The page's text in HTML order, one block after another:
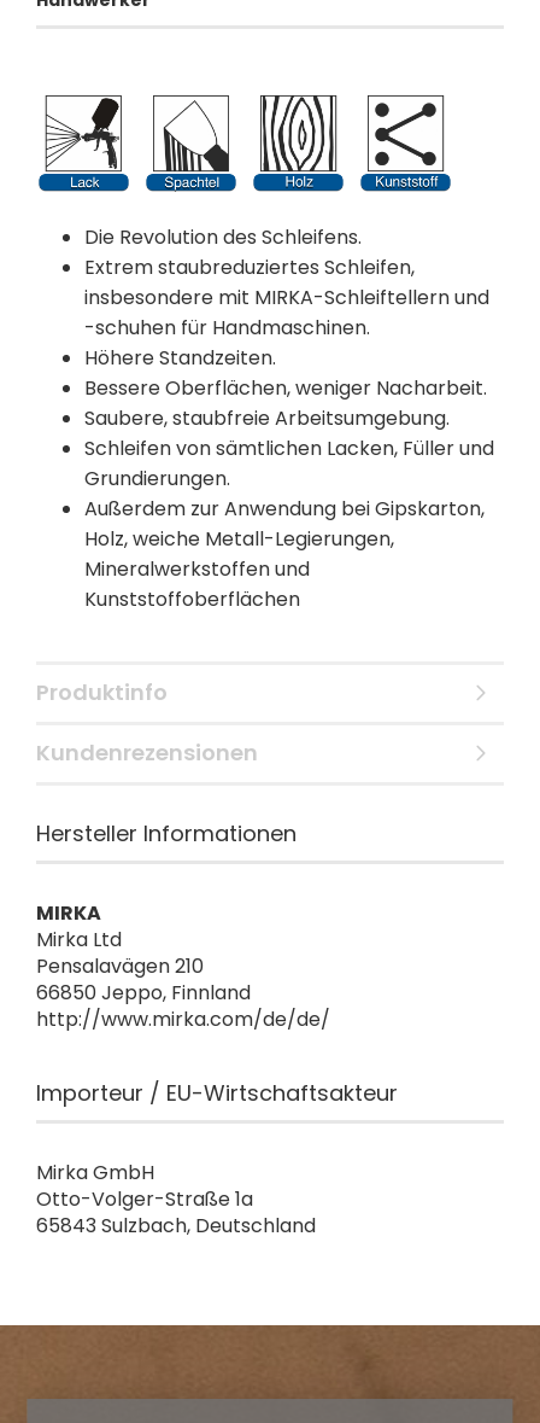
Die Revolution des Schleifens.
Extrem staubreduziertes Schleifen,
insbesondere mit MIRKA-Schleiftellern und
-schuhen für Handmaschinen.
Höhere Standzeiten.
Bessere Oberflächen, weniger Nacharbeit.
Saubere, staubfreie Arbeitsumgebung.
Schleifen von sämtlichen Lacken, Füller und
Grundierungen.
Außerdem zur Anwendung bei Gipskarton,
Holz, weiche Metall-Legierungen,
Mineralwerkstoffen und
Kunststoffoberflächen
Produktinfo
Kundenrezensionen
Hersteller Informationen
MIRKA
Mirka Ltd
Pensalavägen 210
66850 Jeppo, Finnland
http://www.mirka.com/de/de/
Importeur / EU-Wirtschaftsakteur
Mirka GmbH
Otto-Volger-Straße 1a
65843 Sulzbach, Deutschland